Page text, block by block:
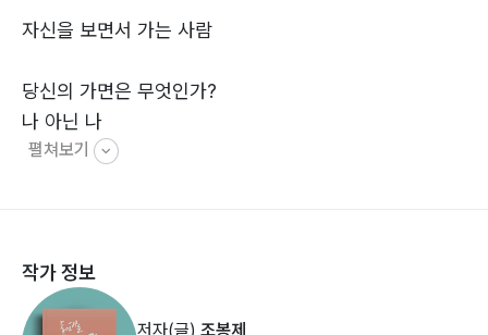
자신을 보면서 가는 사람
당신의 가면은 무엇인가?
나 아닌 나
가면 뒤의 내면 아이
거짓 자아
정체성 혼란
펼쳐보기
작가 정보
저자(글) 조봉제